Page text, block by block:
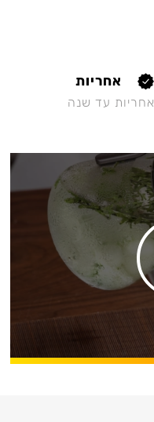
אחריות
אחריות עד שנה